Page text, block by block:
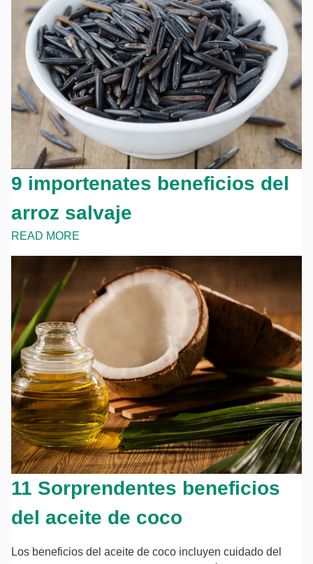
9 importenates beneficios del
arroz salvaje
READ MORE
11 Sorprendentes beneficios
del aceite de coco
Los beneficios del aceite de coco incluyen cuidado del